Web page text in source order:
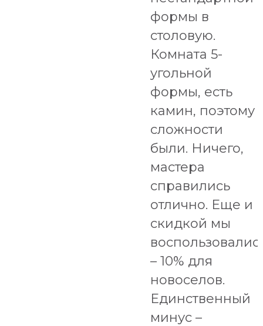
формы в
столовую.
Комната 5-
угольной
формы, есть
камин, поэтому
сложности
были. Ничего,
мастера
справились
отлично. Еще и
скидкой мы
– 10% для
новоселов.
Единственный
минус –